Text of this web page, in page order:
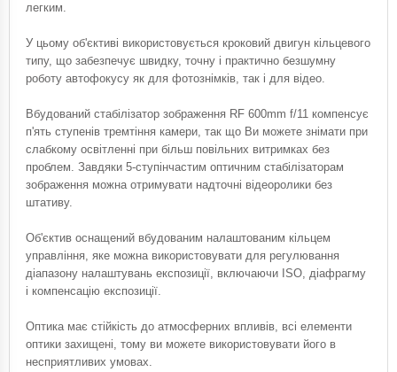
легким.
У цьому об'єктиві використовується кроковий двигун кільцевого
типу, що забезпечує швидку, точну і практично безшумну
роботу автофокусу як для фотознімків, так і для відео.
Вбудований стабілізатор зображення RF 600mm f/11 компенсує
п'ять ступенів тремтіння камери, так що Ви можете знімати при
слабкому освітленні при більш повільних витримках без
проблем. Завдяки 5-ступінчастим оптичним стабілізаторам
зображення можна отримувати надточні відеоролики без
штативу.
Об'єктив оснащений вбудованим налаштованим кільцем
управління, яке можна використовувати для регулювання
діапазону налаштувань експозиції, включаючи ISO, діафрагму
і компенсацію експозиції.
Оптика має стійкість до атмосферних впливів, всі елементи
оптики захищені, тому ви можете використовувати його в
несприятливих умовах.